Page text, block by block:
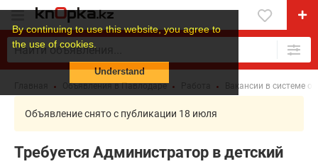
By continuing to use this website, you agree to
the use of cookies.
Understand
Объявления в Павлодаре Вакансии в системе
Объявление снято с публикации 18 июля
Требуется Администратор в детский